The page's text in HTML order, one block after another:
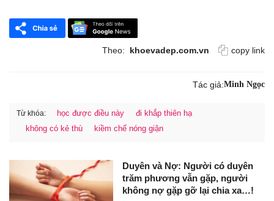
Theo: khoevadep.com.vn copy link
Tác giả:Minh Ngọc
Từ khóa: học được điều này
đi khắp thiên hạ
không có kẻ thù
kiềm chế nóng giận
Duyên và Nợ: Người có duyên
trăm phương vẫn gặp, người
không nợ gặp gỡ lại chia xa…!